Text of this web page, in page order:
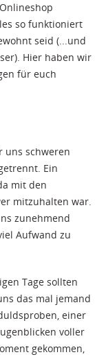
so funktioniert
seid (...und
Hier haben wir
für euch
uns schweren
Ein
mit den
mitzuhalten war.
zunehmend
Aufwand zu
Tage sollten
das mal jemand
einer
voller
gekommen,